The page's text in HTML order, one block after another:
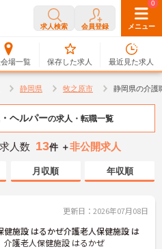
求人検索 会員登録 メニュー
場一覧
0
保存した求人
0
最近見た求人
静岡県 牧之原市 静岡県の介護
ヘルパーの求人・転職一覧
人数 13件 ＋非公開求人
月収順 年収順
更新日：2026年07月08日
施設 はるかぜ介護老人保健施設 は
護老人保健施設 はるかぜ